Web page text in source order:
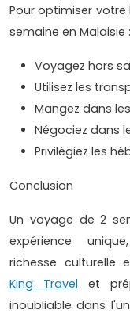
Pour optimiser
semaine en Malaisie :
Voyagez hors
Utilisez les
Mangez dans
Négociez dans
Privilégiez les
Conclusion
Un voyage de 2
expérience
richesse culturelle
King Travel et
inoubliable dans